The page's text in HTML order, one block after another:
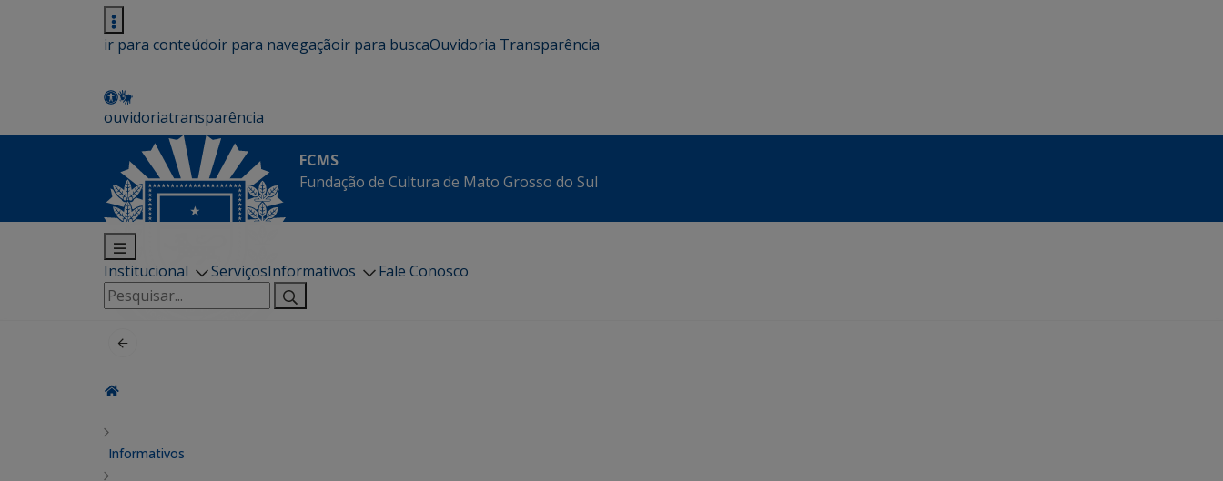
ir para conteúdoir para navegaçãoir para buscaOuvidoria Transparência
ouvidoriatransparência
FCMS
Fundação de Cultura de Mato Grosso do Sul
Institucional ServiçosInformativos
Fale Conosco
Pesquisar
por:
Informativos